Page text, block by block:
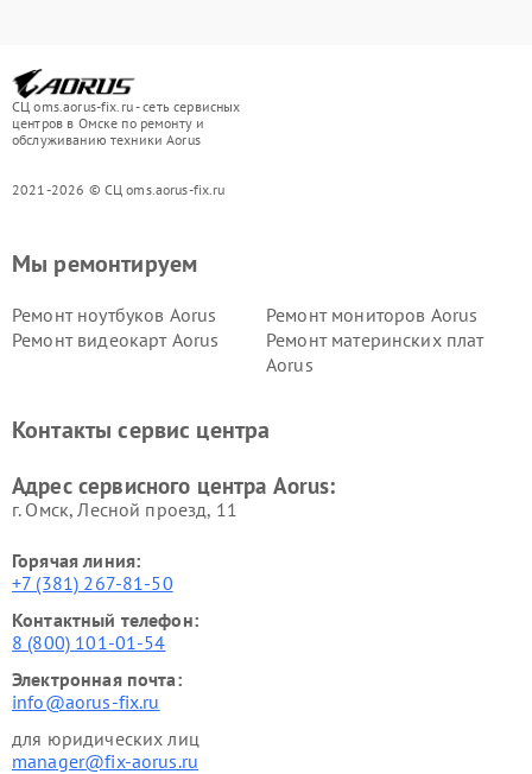
СЦ oms.aorus-fix.ru - сеть сервисных
центров в Омске по ремонту и
обслуживанию техники Aorus
2021-2026 © СЦ oms.aorus-fix.ru
Мы ремонтируем
Ремонт ноутбуков Aorus
Ремонт мониторов Aorus
Ремонт видеокарт Aorus
Ремонт материнских плат
Aorus
Контакты сервис центра
Адрес сервисного центра Aorus:
г. Омск, ​Лесной проезд, 11
Горячая линия:
+7 (381) 267-81-50
Контактный телефон:
8 (800) 101-01-54
Электронная почта:
info@aorus-fix.ru
для юридических лиц
manager@fix-aorus.ru